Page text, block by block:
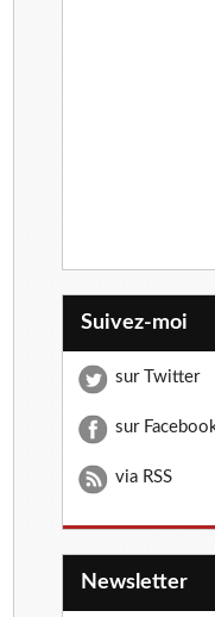
Suivez-moi
sur Twitter
sur
via RSS
Newsletter